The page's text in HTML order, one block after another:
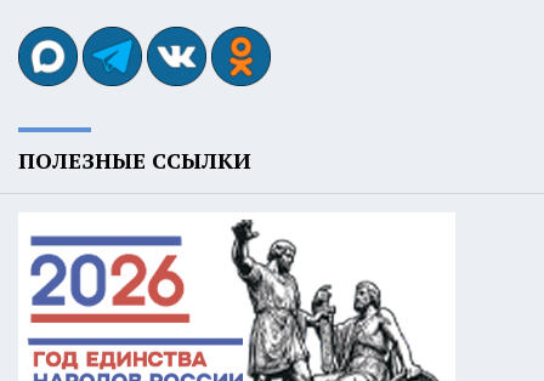
ПОЛЕЗНЫЕ ССЫЛКИ